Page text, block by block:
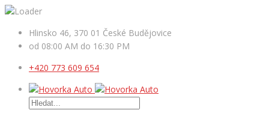
Hlinsko 46, 370 01 České Budějovice
od 08:00 AM do 16:30 PM
+420 773 609 654